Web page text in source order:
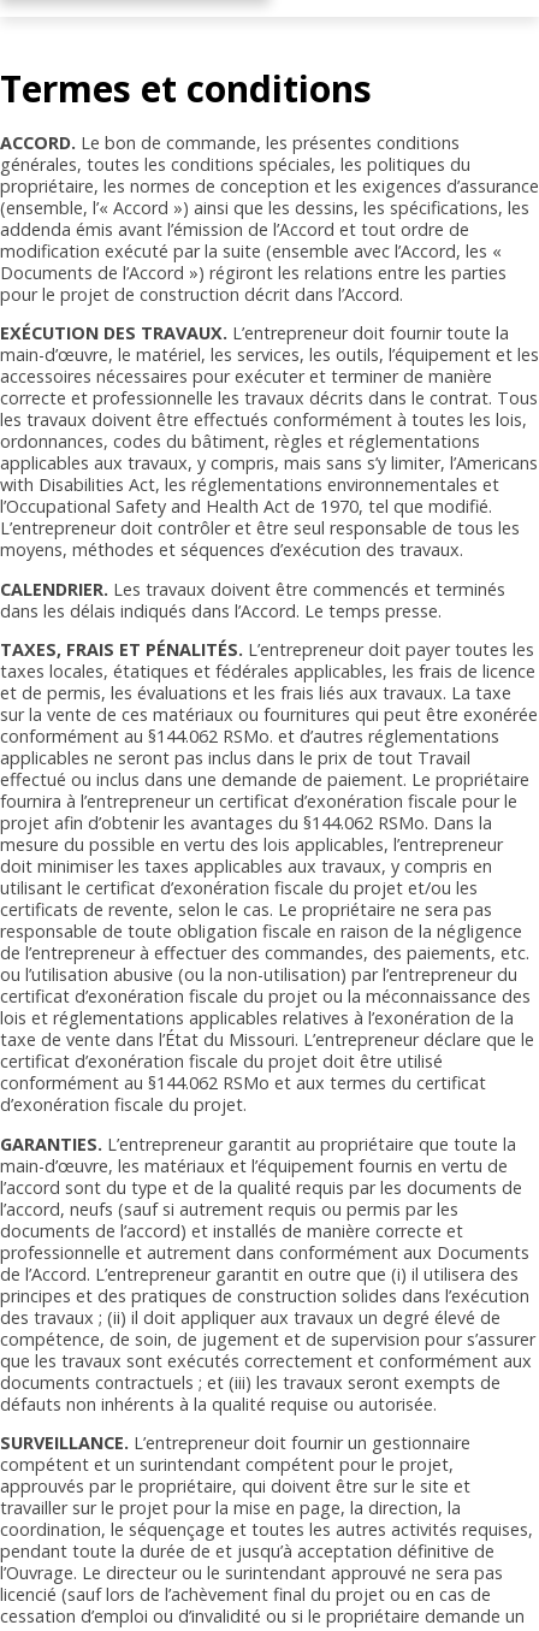
Termes et conditions
ACCORD. Le bon de commande, les présentes conditions
générales, toutes les conditions spéciales, les politiques du
propriétaire, les normes de conception et les exigences d’assurance
(ensemble, l’« Accord ») ainsi que les dessins, les spécifications, les
addenda émis avant l’émission de l’Accord et tout ordre de
modification exécuté par la suite (ensemble avec l’Accord, les «
Documents de l’Accord ») régiront les relations entre les parties
pour le projet de construction décrit dans l’Accord.
EXÉCUTION DES TRAVAUX. L’entrepreneur doit fournir toute la
main-d’œuvre, le matériel, les services, les outils, l’équipement et les
accessoires nécessaires pour exécuter et terminer de manière
correcte et professionnelle les travaux décrits dans le contrat. Tous
les travaux doivent être effectués conformément à toutes les lois,
ordonnances, codes du bâtiment, règles et réglementations
applicables aux travaux, y compris, mais sans s’y limiter, l’Americans
with Disabilities Act, les réglementations environnementales et
l’Occupational Safety and Health Act de 1970, tel que modifié.
L’entrepreneur doit contrôler et être seul responsable de tous les
moyens, méthodes et séquences d’exécution des travaux.
CALENDRIER. Les travaux doivent être commencés et terminés
dans les délais indiqués dans l’Accord. Le temps presse.
TAXES, FRAIS ET PÉNALITÉS. L’entrepreneur doit payer toutes les
taxes locales, étatiques et fédérales applicables, les frais de licence
et de permis, les évaluations et les frais liés aux travaux. La taxe
sur la vente de ces matériaux ou fournitures qui peut être exonérée
conformément au §144.062 RSMo. et d’autres réglementations
applicables ne seront pas inclus dans le prix de tout Travail
effectué ou inclus dans une demande de paiement. Le propriétaire
fournira à l’entrepreneur un certificat d’exonération fiscale pour le
projet afin d’obtenir les avantages du §144.062 RSMo. Dans la
mesure du possible en vertu des lois applicables, l’entrepreneur
doit minimiser les taxes applicables aux travaux, y compris en
utilisant le certificat d’exonération fiscale du projet et/ou les
certificats de revente, selon le cas. Le propriétaire ne sera pas
responsable de toute obligation fiscale en raison de la négligence
de l’entrepreneur à effectuer des commandes, des paiements, etc.
ou l’utilisation abusive (ou la non-utilisation) par l’entrepreneur du
certificat d’exonération fiscale du projet ou la méconnaissance des
lois et réglementations applicables relatives à l’exonération de la
taxe de vente dans l’État du Missouri. L’entrepreneur déclare que le
certificat d’exonération fiscale du projet doit être utilisé
conformément au §144.062 RSMo et aux termes du certificat
d’exonération fiscale du projet.
GARANTIES. L’entrepreneur garantit au propriétaire que toute la
main-d’œuvre, les matériaux et l’équipement fournis en vertu de
l’accord sont du type et de la qualité requis par les documents de
l’accord, neufs (sauf si autrement requis ou permis par les
documents de l’accord) et installés de manière correcte et
professionnelle et autrement dans conformément aux Documents
de l’Accord. L’entrepreneur garantit en outre que (i) il utilisera des
principes et des pratiques de construction solides dans l’exécution
des travaux ; (ii) il doit appliquer aux travaux un degré élevé de
compétence, de soin, de jugement et de supervision pour s’assurer
que les travaux sont exécutés correctement et conformément aux
documents contractuels ; et (iii) les travaux seront exempts de
défauts non inhérents à la qualité requise ou autorisée.
SURVEILLANCE. L’entrepreneur doit fournir un gestionnaire
compétent et un surintendant compétent pour le projet,
approuvés par le propriétaire, qui doivent être sur le site et
travailler sur le projet pour la mise en page, la direction, la
coordination, le séquençage et toutes les autres activités requises,
pendant toute la durée de et jusqu’à acceptation définitive de
l’Ouvrage. Le directeur ou le surintendant approuvé ne sera pas
licencié (sauf lors de l’achèvement final du projet ou en cas de
cessation d’emploi ou d’invalidité ou si le propriétaire demande un